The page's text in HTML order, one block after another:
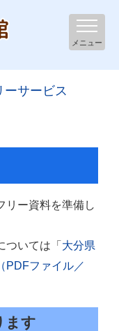
メニュー
ーサービス
リー資料を準備し
ついては「大分県
PDFファイル／
ます